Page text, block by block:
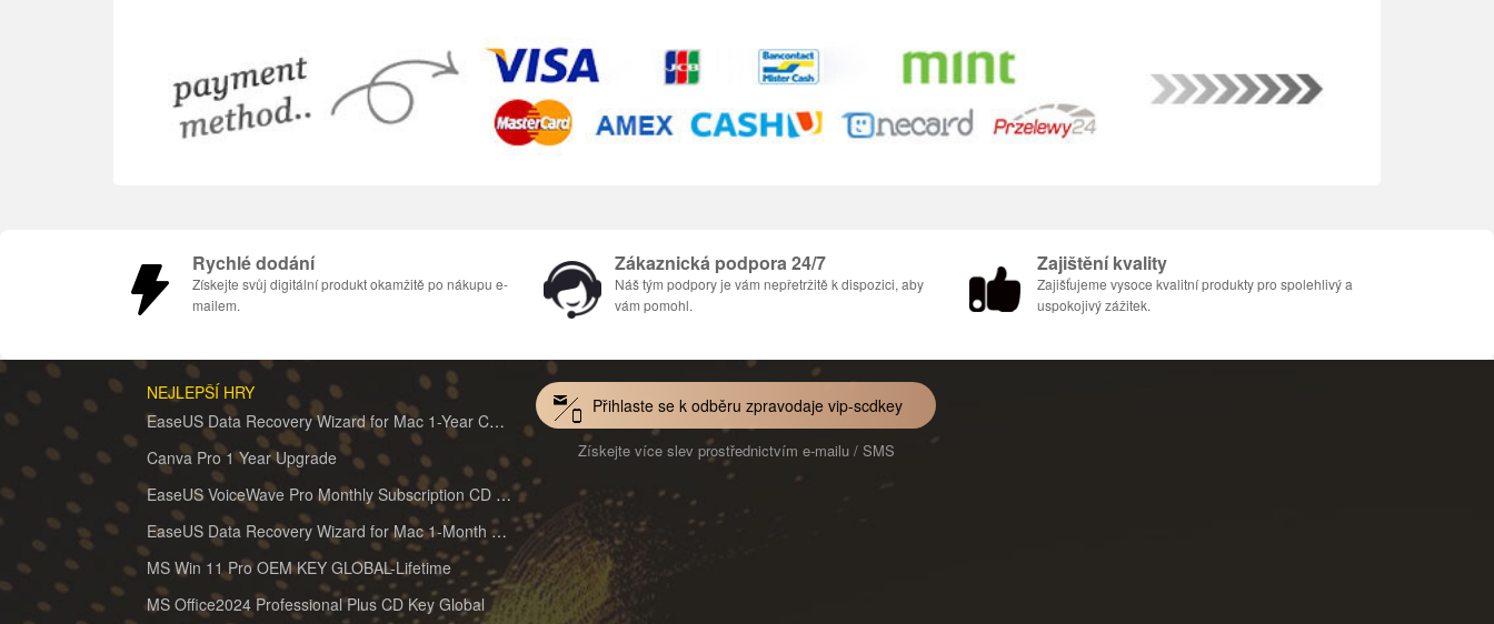
Rychlé dodání
Získejte svůj digitální produkt okamžitě po nákupu e-
mailem.
Zákaznická podpora 24/7
Náš tým podpory je vám nepřetržitě k dispozici, aby
vám pomohl.
Zajištění kvality
Zajišťujeme vysoce kvalitní produkty pro spolehlivý a
uspokojivý zážitek.
NEJLEPŠÍ HRY
EaseUS Data Recovery Wizard for Mac 1-Year CD Key Global
Canva Pro 1 Year Upgrade
EaseUS VoiceWave Pro Monthly Subscription CD Key Global
EaseUS Data Recovery Wizard for Mac 1-Month CD Key Global
MS Win 11 Pro OEM KEY GLOBAL-Lifetime
MS Office2024 Professional Plus CD Key Global
Přihlaste se k odběru zpravodaje vip-scdkey
Získejte více slev prostřednictvím e-mailu / SMS